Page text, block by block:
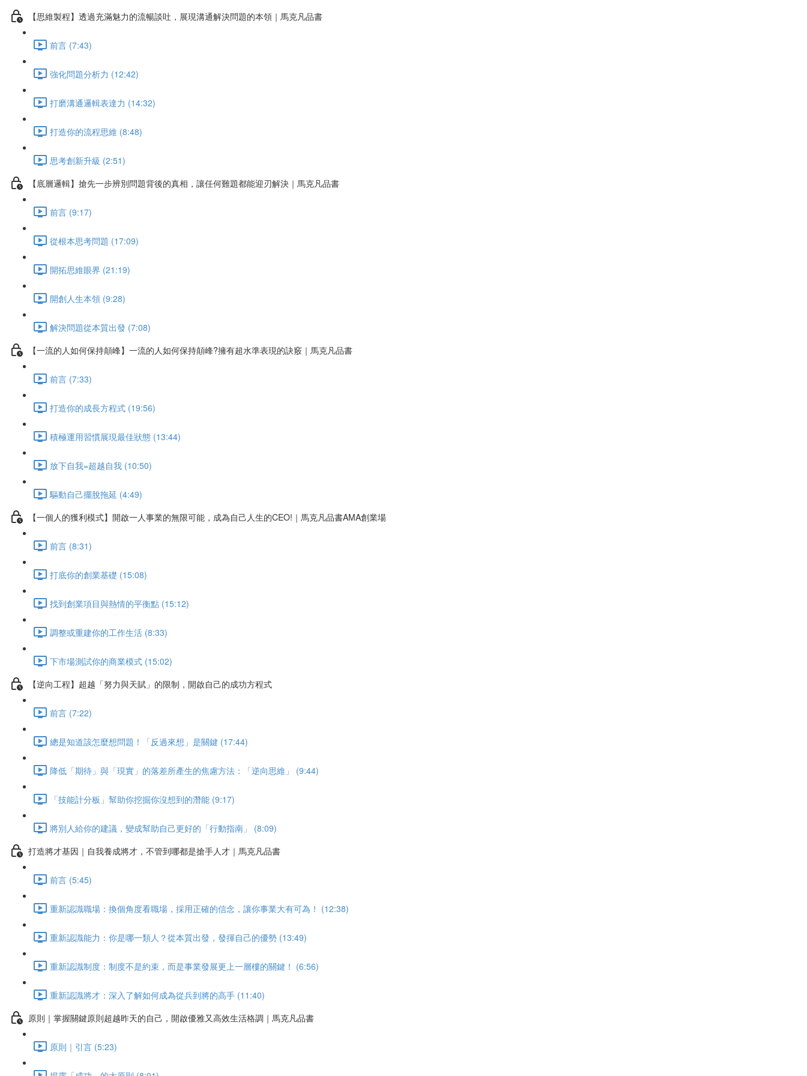
【思維製程】透過充滿魅力的流暢談吐，展現溝通解決問題的本領｜馬克凡品書
前言 (7:43)
強化問題分析力 (12:42)
打磨溝通邏輯表達力 (14:32)
打造你的流程思維 (8:48)
思考創新升級 (2:51)
【底層邏輯】搶先一步辨別問題背後的真相，讓任何難題都能迎刃解決｜馬克凡品書
前言 (9:17)
從根本思考問題 (17:09)
開拓思維眼界 (21:19)
開創人生本領 (9:28)
解決問題從本質出發 (7:08)
【一流的人如何保持顛峰】一流的人如何保持顛峰?擁有超水準表現的訣竅｜馬克凡品書
前言 (7:33)
打造你的成長方程式 (19:56)
積極運用習慣展現最佳狀態 (13:44)
放下自我=超越自我 (10:50)
驅動自己擺脫拖延 (4:49)
【一個人的獲利模式】開啟一人事業的無限可能，成為自己人生的CEO!｜馬克凡品書AMA創業場
前言 (8:31)
打底你的創業基礎 (15:08)
找到創業項目與熱情的平衡點 (15:12)
調整或重建你的工作生活 (8:33)
下市場測試你的商業模式 (15:02)
【逆向工程】超越「努力與天賦」的限制，開啟自己的成功方程式
前言 (7:22)
總是知道該怎麼想問題！「反過來想」是關鍵 (17:44)
降低「期待」與「現實」的落差所產生的焦慮方法：「逆向思維」 (9:44)
「技能計分板」幫助你挖掘你沒想到的潛能 (9:17)
將別人給你的建議，變成幫助自己更好的「行動指南」 (8:09)
打造將才基因｜自我養成將才，不管到哪都是搶手人才｜馬克凡品書
前言 (5:45)
重新認識職場：換個角度看職場，採用正確的信念，讓你事業大有可為！ (12:38)
重新認識能力：你是哪一類人？從本質出發，發揮自己的優勢 (13:49)
重新認識制度：制度不是約束，而是事業發展更上一層樓的關鍵！ (6:56)
重新認識將才：深入了解如何成為從兵到將的高手 (11:40)
原則｜掌握關鍵原則超越昨天的自己，開啟優雅又高效生活格調｜馬克凡品書
原則｜引言 (5:23)